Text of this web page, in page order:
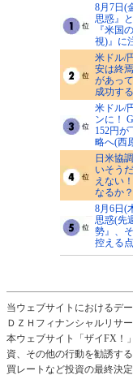
8月7日(
思惑』
『米国
視)』に
米ドル/
安は終
があっ
成功す
米ドル/
ンに！
152円
略へ(西
日米協
いそう
えない
なるか
8月6日(
思惑(先
勢』、
控える
当ウェブサイトにおけるデ
ＤＺＨフィナンシャルリサ
本ウェブサイト「ザイFX！
資、その他の行動を勧誘す
買レートなど投資の最終決